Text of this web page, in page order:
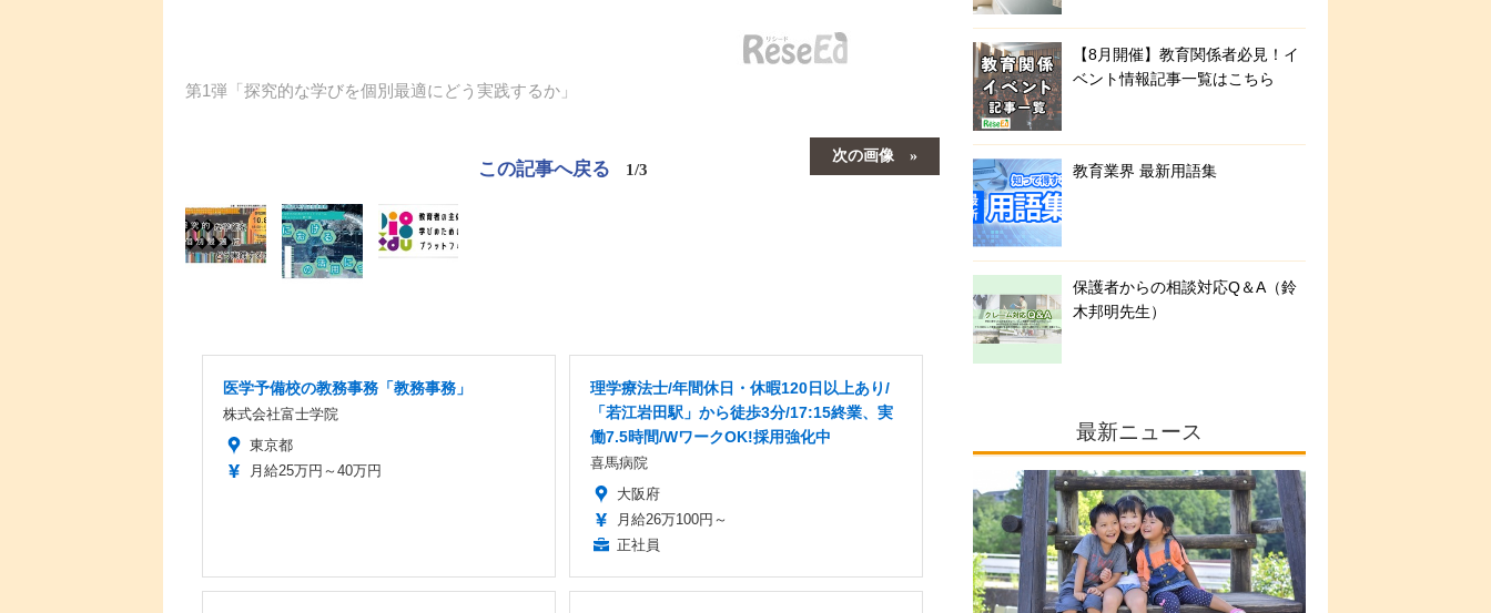
第1弾「探究的な学びを個別最適にどう実践するか」
次の画像
この記事へ戻る 1/3
医学予備校の教務事務「教務事務」
株式会社富士学院
東京都
月給25万円～40万円
理学療法士/年間休日・休暇120日以上あり/
「若江岩田駅」から徒歩3分/17:15終業、実
働7.5時間/WワークOK!採用強化中
喜馬病院
大阪府
月給26万100円～
正社員
【8月開催】教育関係者必見！イ
ベント情報記事一覧はこちら
教育業界 最新用語集
保護者からの相談対応Q＆A（鈴
木邦明先生）
最新ニュース